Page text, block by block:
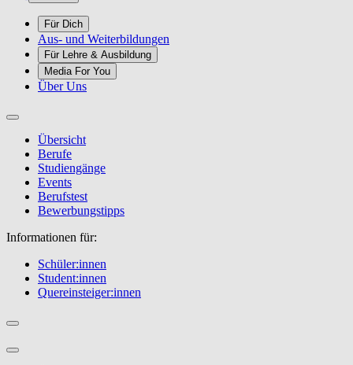
Für Dich
Aus- und Weiterbildungen
Für Lehre & Ausbildung
Media For You
Über Uns
Übersicht
Berufe
Studiengänge
Events
Berufstest
Bewerbungstipps
Informationen für:
Schüler:innen
Student:innen
Quereinsteiger:innen